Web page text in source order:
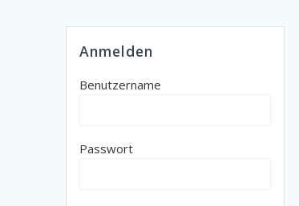
Anmelden
Benutzername
Passwort